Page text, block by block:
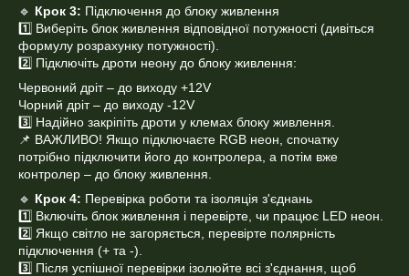
🔹 Крок 3: Підключення до блоку живлення
1️⃣ Виберіть блок живлення відповідної потужності (дивіться
формулу розрахунку потужності).
2️⃣ Підключіть дроти неону до блоку живлення:
Червоний дріт – до виходу +12V
Чорний дріт – до виходу -12V
3️⃣ Надійно закріпіть дроти у клемах блоку живлення.
📌 ВАЖЛИВО! Якщо підключаєте RGB неон, спочатку
потрібно підключити його до контролера, а потім вже
контролер – до блоку живлення.
🔹 Крок 4: Перевірка роботи та ізоляція з'єднань
1️⃣ Включіть блок живлення і перевірте, чи працює LED неон.
2️⃣ Якщо світло не загоряється, перевірте полярність
підключення (+ та -).
3️⃣ Після успішної перевірки ізолюйте всі з'єднання, щоб